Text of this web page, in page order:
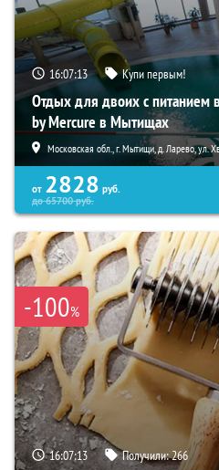
16:07:12 Купи первым!
Отдых для двоих с питанием
by Mercure в Мытищах
Московская обл., г. Мытищи, д. Ларево, ул.
от 2828 руб.
до65700руб.
-100%
16:07:12 Получили:266